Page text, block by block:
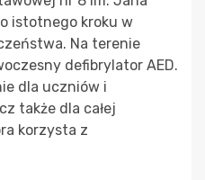
istotnego kroku w
Na terenie
defibrylator AED.
dla uczniów i
także dla całej
korzysta z